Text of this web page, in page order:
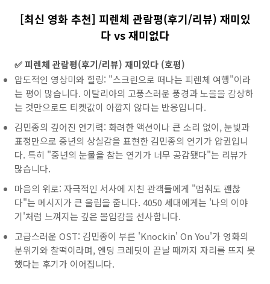
[최신 영화 추천] 피렌체 관람평(후기/리뷰) 재미있
다 vs 재미없다
✅ 피렌체 관람평(후기/리뷰) 재미있다 (호평)
압도적인 영상미와 힐링: "스크린으로 떠나는 피렌체 여행"이라
는 평이 많습니다. 이탈리아의 고풍스러운 풍경과 노을을 감상하
는 것만으로도 티켓값이 아깝지 않다는 반응입니다.
김민종의 깊어진 연기력: 화려한 액션이나 큰 소리 없이, 눈빛과
표정만으로 중년의 상실감을 표현한 김민종의 연기가 압권입니
다. 특히 "중년의 눈물을 참는 연기가 너무 공감됐다"는 리뷰가
많습니다.
마음의 위로: 자극적인 서사에 지친 관객들에게 "멈춰도 괜찮
다"는 메시지가 큰 울림을 줍니다. 4050 세대에게는 '나의 이야
기'처럼 느껴지는 깊은 몰입감을 선사합니다.
고급스러운 OST: 김민종이 부른 'Knockin' On You'가 영화의
분위기와 찰떡이라며, 엔딩 크레딧이 끝날 때까지 자리를 뜨지 못
했다는 후기가 이어집니다.